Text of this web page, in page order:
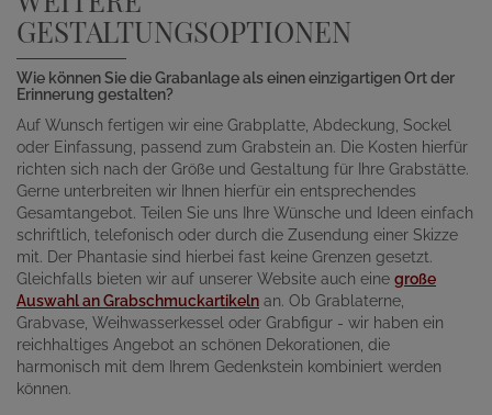
GESTALTUNGSOPTIONEN
Wie können Sie die Grabanlage als einen einzigartigen Ort der
Erinnerung gestalten?
Auf Wunsch fertigen wir eine Grabplatte, Abdeckung, Sockel
oder Einfassung, passend zum Grabstein an. Die Kosten hierfür
richten sich nach der Größe und Gestaltung für Ihre Grabstätte.
Gerne unterbreiten wir Ihnen hierfür ein entsprechendes
Gesamtangebot. Teilen Sie uns Ihre Wünsche und Ideen einfach
schriftlich, telefonisch oder durch die Zusendung einer Skizze
mit. Der Phantasie sind hierbei fast keine Grenzen gesetzt.
Gleichfalls bieten wir auf unserer Website auch eine große
Auswahl an Grabschmuckartikeln an. Ob Grablaterne,
Grabvase, Weihwasserkessel oder Grabfigur - wir haben ein
reichhaltiges Angebot an schönen Dekorationen, die
harmonisch mit dem Ihrem Gedenkstein kombiniert werden
können.